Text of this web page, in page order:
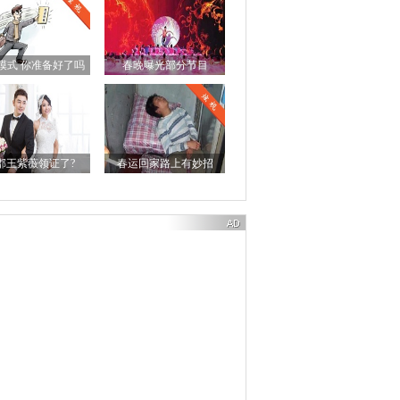
式 你准备好了吗 春晚曝光部分节目
王紫薇领证了? 春运回家路上有妙招